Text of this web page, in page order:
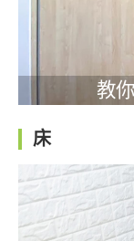
教
床